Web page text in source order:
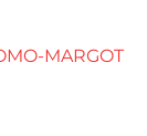
MARGOT